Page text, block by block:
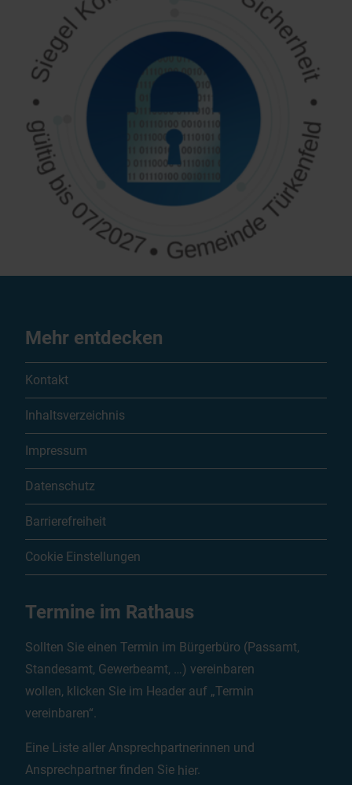
Mehr entdecken
Kontakt
Inhaltsverzeichnis
Impressum
Datenschutz
Barrierefreiheit
Cookie Einstellungen
Termine im Rathaus
Sollten Sie einen Termin im Bürgerbüro (Passamt,
Standesamt, Gewerbeamt, …) vereinbaren
wollen, klicken Sie im Header auf „Termin
vereinbaren“.
Eine Liste aller Ansprechpartnerinnen und
Ansprechpartner finden Sie hier.